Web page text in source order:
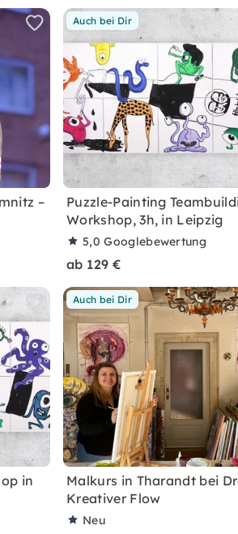
–
Auch bei Dir
Puzzle-Painting
Workshop, 3h, in Leipzig
5,0Googlebewertung
ab 129 €
in
Auch bei Dir
Malkurs in Tharandt bei
Kreativer Flow
Neu